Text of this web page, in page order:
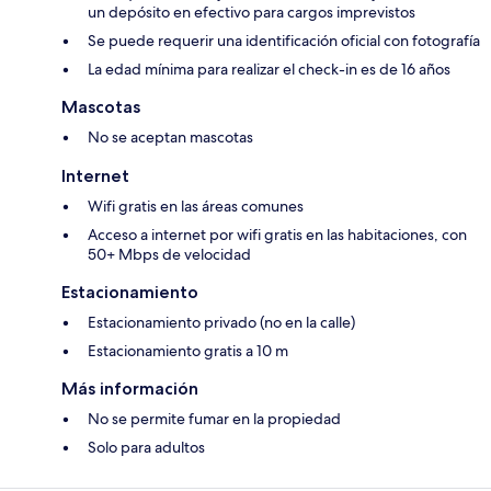
un depósito en efectivo para cargos imprevistos
Se puede requerir una identificación oficial con fotografía
La edad mínima para realizar el check-in es de 16 años
Mascotas
No se aceptan mascotas
Internet
Wifi gratis en las áreas comunes
Acceso a internet por wifi gratis en las habitaciones, con
50+ Mbps de velocidad
Estacionamiento
Estacionamiento privado (no en la calle)
Estacionamiento gratis a 10 m
Más información
No se permite fumar en la propiedad
Solo para adultos